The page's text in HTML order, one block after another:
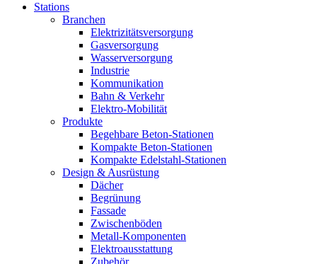
Stations
Branchen
Elektrizitätsversorgung
Gasversorgung
Wasserversorgung
Industrie
Kommunikation
Bahn & Verkehr
Elektro-Mobilität
Produkte
Begehbare Beton-Stationen
Kompakte Beton-Stationen
Kompakte Edelstahl-Stationen
Design & Ausrüstung
Dächer
Begrünung
Fassade
Zwischenböden
Metall-Komponenten
Elektroausstattung
Zubehör